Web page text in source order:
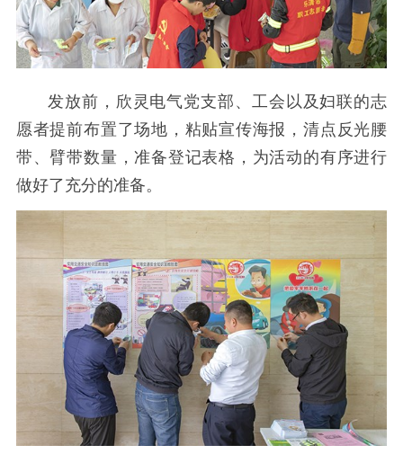
发放前，欣灵电气党支部、工会以及妇联的志
愿者提前布置了场地，粘贴宣传海报，清点反光腰
带、臂带数量，准备登记表格，为活动的有序进行
做好了充分的准备。